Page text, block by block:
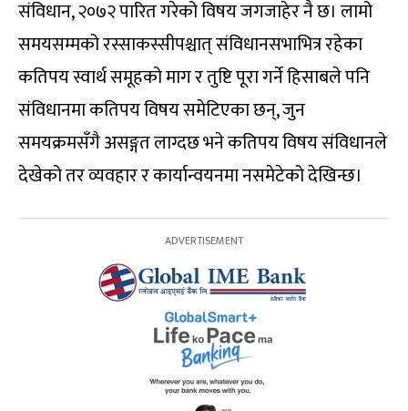
संविधान, २०७२ पारित गरेको विषय जगजाहेर नै छ। लामो
समयसम्मको रस्साकस्सीपश्चात् संविधानसभाभित्र रहेका
कतिपय स्वार्थ समूहको माग र तुष्टि पूरा गर्ने हिसाबले पनि
संविधानमा कतिपय विषय समेटिएका छन्, जुन
समयक्रमसँगै असङ्गत लाग्दछ भने कतिपय विषय संविधानले
देखेको तर व्यवहार र कार्यान्वयनमा नसमेटेको देखिन्छ।